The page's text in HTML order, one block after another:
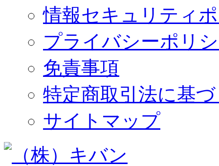
情報セキュリティ
プライバシーポリ
免責事項
特定商取引法に基
サイトマップ